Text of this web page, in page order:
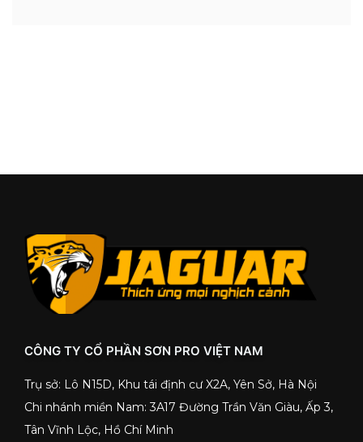
CÔNG TY CỔ PHẦN SƠN PRO VIỆT NAM
Trụ sở: Lô N15D, Khu tái định cư X2A, Yên Sở, Hà Nội
Chi nhánh miền Nam: 3A17 Đường Trần Văn Giàu, Ấp 3,
Tân Vĩnh Lộc, Hồ Chí Minh